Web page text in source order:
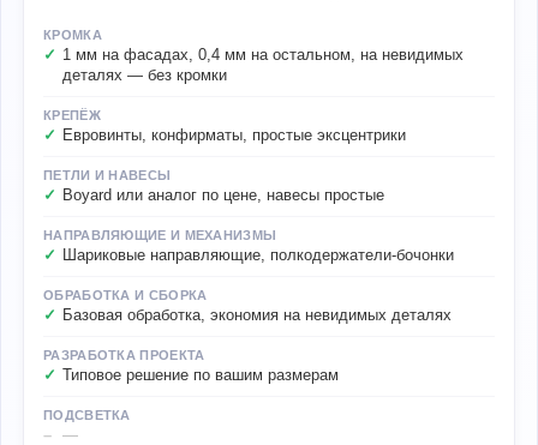
КРОМКА
1 мм на фасадах, 0,4 мм на остальном, на невидимых
деталях — без кромки
КРЕПЁЖ
Евровинты, конфирматы, простые эксцентрики
ПЕТЛИ И НАВЕСЫ
Boyard или аналог по цене, навесы простые
НАПРАВЛЯЮЩИЕ И МЕХАНИЗМЫ
Шариковые направляющие, полкодержатели-бочонки
ОБРАБОТКА И СБОРКА
Базовая обработка, экономия на невидимых деталях
РАЗРАБОТКА ПРОЕКТА
Типовое решение по вашим размерам
ПОДСВЕТКА
—